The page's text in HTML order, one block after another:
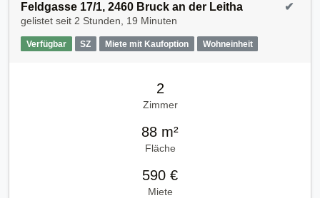
Feldgasse 17/1, 2460 Bruck an der Leitha
gelistet seit 2 Stunden, 19 Minuten
Verfügbar SZ Miete mit Kaufoption Wohneinheit
✔
2
Zimmer
88 m²
Fläche
590 €
Miete